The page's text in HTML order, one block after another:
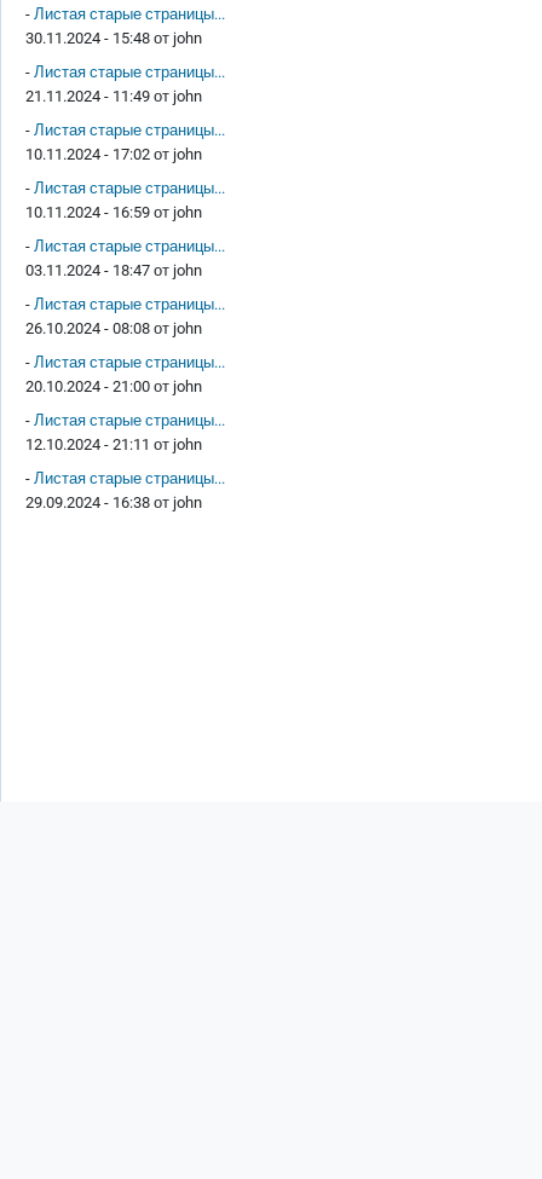
- Листая старые страницы...
30.11.2024 - 15:48 от john
- Листая старые страницы...
21.11.2024 - 11:49 от john
- Листая старые страницы...
10.11.2024 - 17:02 от john
- Листая старые страницы...
10.11.2024 - 16:59 от john
- Листая старые страницы...
03.11.2024 - 18:47 от john
- Листая старые страницы...
26.10.2024 - 08:08 от john
- Листая старые страницы...
20.10.2024 - 21:00 от john
- Листая старые страницы...
12.10.2024 - 21:11 от john
- Листая старые страницы...
29.09.2024 - 16:38 от john